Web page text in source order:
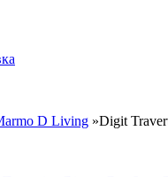
D Living »Digit